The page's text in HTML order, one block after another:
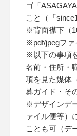
ゴ「
こと（「
※背面襟下（
※pdf/jpegファ
※以下の事項
名前・住所・
項を見た媒体
募ガイド・そ
※デザインデ
ァイル便等）
ことも可（デ